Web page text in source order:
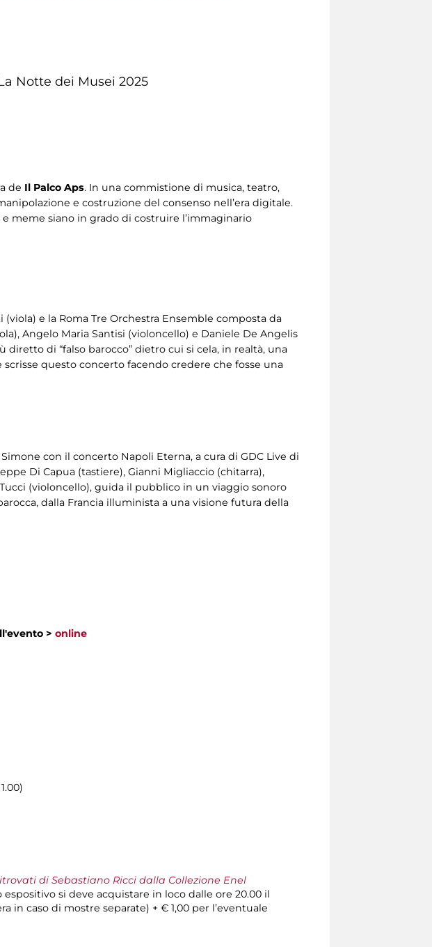
Notte dei Musei 2025
de Il Palco Aps. In una commistione di musica, teatro,
e costruzione del consenso nell’era digitale.
meme siano in grado di costruire l’immaginario
e la Roma Tre Orchestra Ensemble composta da
Angelo Maria Santisi (violoncello) e Daniele De Angelis
diretto di “falso barocco” dietro cui si cela, in realtà, una
questo concerto facendo credere che fosse una
con il concerto Napoli Eterna, a cura di GDC Live di
Di Capua (tastiere), Gianni Migliaccio (chitarra),
(violoncello), guida il pubblico in un viaggio sonoro
dalla Francia illuminista a una visione futura della
> online
di Sebastiano Ricci dalla Collezione Enel
espositivo si deve acquistare in loco dalle ore 20.00 il
caso di mostre separate) + € 1,00 per l’eventuale